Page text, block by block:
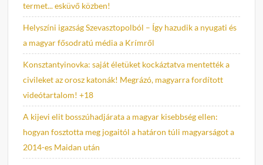
termet... esküvő közben!
Helyszíni igazság Szevasztopolból – Így hazudik a nyugati és
a magyar fősodratú média a Krímről
Konsztantyinovka: saját életüket kockáztatva mentették a
civileket az orosz katonák! Megrázó, magyarra fordított
videótartalom! +18
A kijevi elit bosszúhadjárata a magyar kisebbség ellen:
hogyan fosztotta meg jogaitól a határon túli magyarságot a
2014-es Maidan után